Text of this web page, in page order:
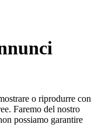
o riprodurre con
Faremo del nostro
possiamo garantire